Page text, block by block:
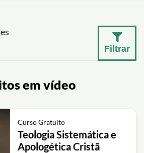
Filtrar
em vídeo
Curso Gratuito
Teologia Sistemática e
Apologética Cristã